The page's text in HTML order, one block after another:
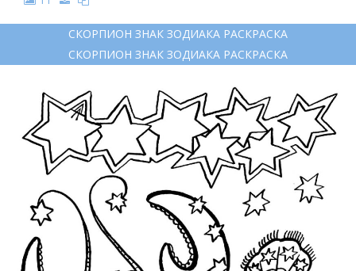
СКОРПИОН ЗНАК ЗОДИАКА РАСКРАСКА
СКОРПИОН ЗНАК ЗОДИАКА РАСКРАСКА